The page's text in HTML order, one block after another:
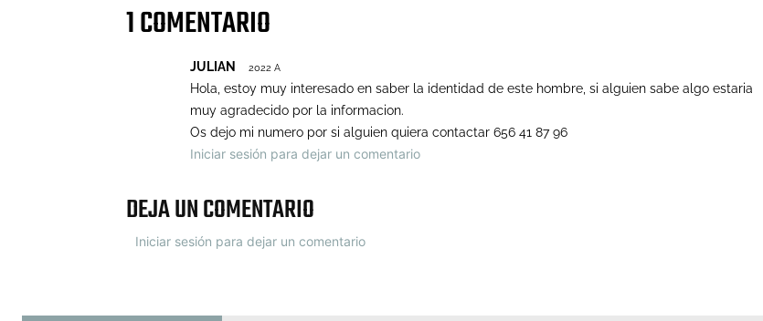
1 COMENTARIO
JULIAN 2022 A
Hola, estoy muy interesado en saber la identidad de este hombre, si alguien sabe algo estaria
muy agradecido por la informacion.
Os dejo mi numero por si alguien quiera contactar 656 41 87 96
Iniciar sesión para dejar un comentario
DEJA UN COMENTARIO
Iniciar sesión para dejar un comentario